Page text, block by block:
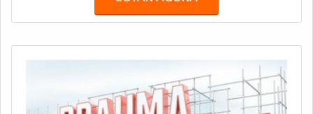
lateral, banheiro VIP com cabine de banho, mobiliários
confortáveis, TV LED de 42”, home theater, adega